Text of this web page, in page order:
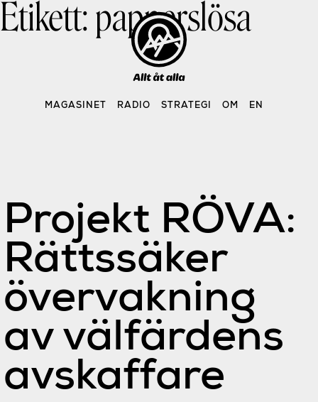
Skip
MAGASINET RADIO STRATEGI OM EN
Etikett:papperslösa
Projekt RÖVA:
Rättssäker
övervakning
av välfärdens
avskaffare